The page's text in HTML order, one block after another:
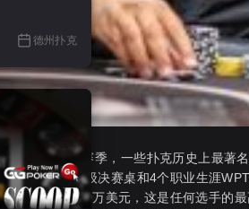
办了20多个赛季，一些扑克历史上最著
别是13次晋级决赛桌和4个职业生涯
中获得了670万美元，这是任何选手的
德州扑克